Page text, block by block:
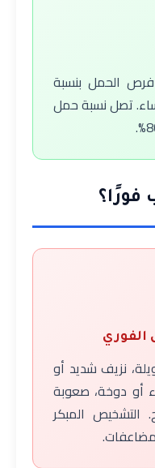
فرص الحمل بنسبة
تصل نسبة حمل
فورًا؟
نزيف شديد أو
أو دوخة، صعوبة
المبكر